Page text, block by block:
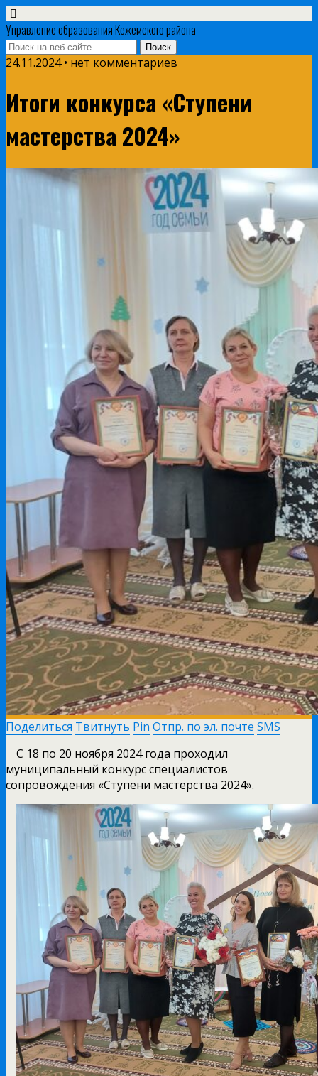
Управление образования Кежемского района
24.11.2024 • нет комментариев
Итоги конкурса «Ступени
мастерства 2024»
Поделиться Твитнуть Pin Отпр. по эл. почте SMS
С 18 по 20 ноября 2024 года проходил
муниципальный конкурс специалистов
сопровождения «Ступени мастерства 2024».